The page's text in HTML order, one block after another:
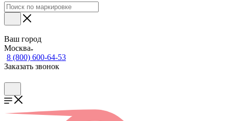
Ваш город
Москва
8 (800) 600-64-53
Заказать звонок